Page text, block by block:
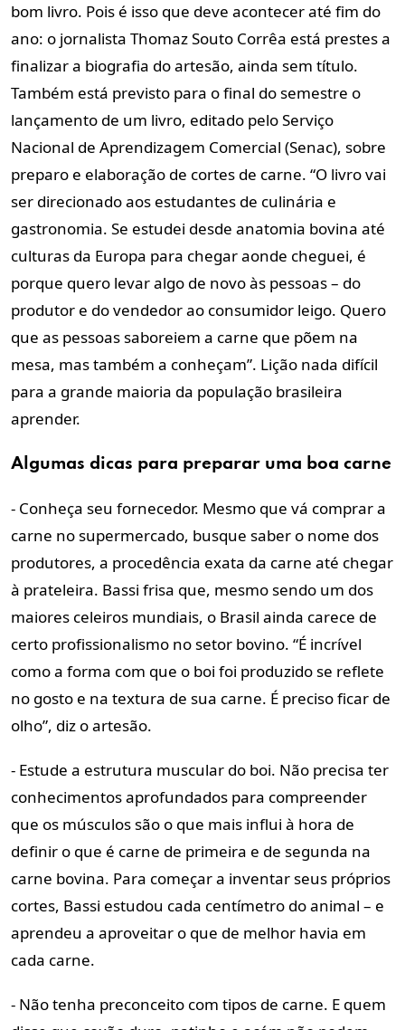
bom livro. Pois é isso que deve acontecer até fim do
ano: o jornalista Thomaz Souto Corrêa está prestes a
finalizar a biografia do artesão, ainda sem título.
Também está previsto para o final do semestre o
lançamento de um livro, editado pelo Serviço
Nacional de Aprendizagem Comercial (Senac), sobre
preparo e elaboração de cortes de carne. “O livro vai
ser direcionado aos estudantes de culinária e
gastronomia. Se estudei desde anatomia bovina até
culturas da Europa para chegar aonde cheguei, é
porque quero levar algo de novo às pessoas – do
produtor e do vendedor ao consumidor leigo. Quero
que as pessoas saboreiem a carne que põem na
mesa, mas também a conheçam”. Lição nada difícil
para a grande maioria da população brasileira
aprender.
Algumas dicas para preparar uma boa carne
- Conheça seu fornecedor. Mesmo que vá comprar a
carne no supermercado, busque saber o nome dos
produtores, a procedência exata da carne até chegar
à prateleira. Bassi frisa que, mesmo sendo um dos
maiores celeiros mundiais, o Brasil ainda carece de
certo profissionalismo no setor bovino. “É incrível
como a forma com que o boi foi produzido se reflete
no gosto e na textura de sua carne. É preciso ficar de
olho”, diz o artesão.
- Estude a estrutura muscular do boi. Não precisa ter
conhecimentos aprofundados para compreender
que os músculos são o que mais influi à hora de
definir o que é carne de primeira e de segunda na
carne bovina. Para começar a inventar seus próprios
cortes, Bassi estudou cada centímetro do animal – e
aprendeu a aproveitar o que de melhor havia em
cada carne.
- Não tenha preconceito com tipos de carne. E quem